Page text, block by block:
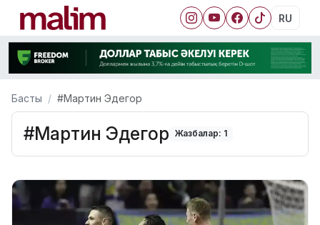
RU
Басты #Мартин Эдегор
#Мартин Эдегор Жазбалар: 1